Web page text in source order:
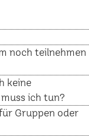
noch teilnehmen
keine
ich tun?
Gruppen oder